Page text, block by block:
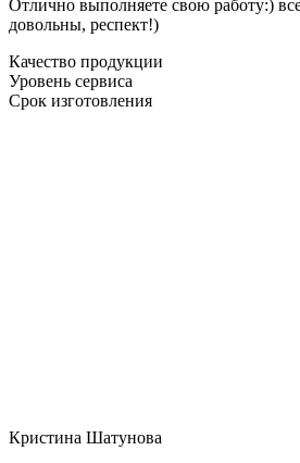
Отлично выполняете свою работу:)
довольны, респект!)
Качество продукции
Уровень сервиса
Срок изготовления
Кристина Шатунова